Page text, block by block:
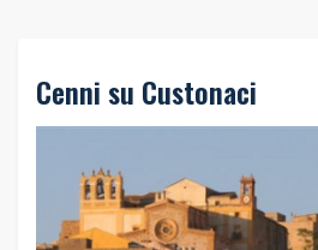
Cenni su Custonaci